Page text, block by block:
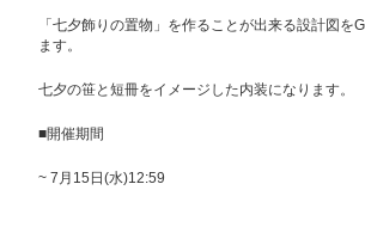
「七夕飾りの置物」を作ることが出来る設計図を
ます。
七夕の笹と短冊をイメージした内装になります。
■開催期間
~ 7月15日(水)12:59